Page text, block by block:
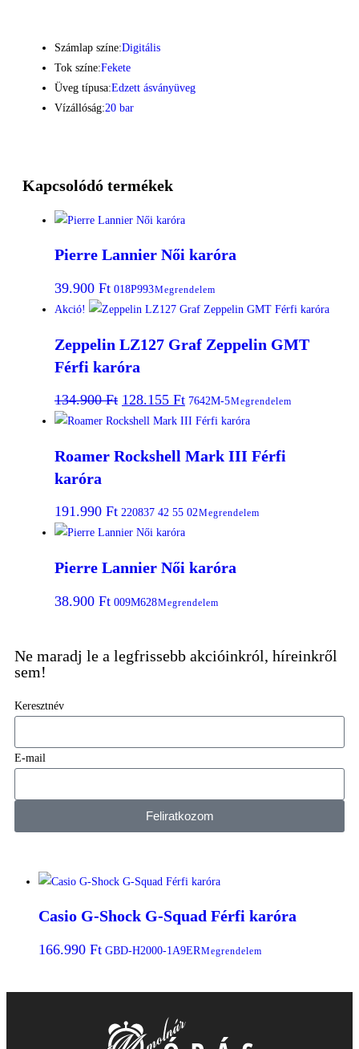
Számlap színe:Digitális
Tok színe:Fekete
Üveg típusa:Edzett ásványüveg
Vízállóság:20 bar
Kapcsolódó termékek
Pierre Lannier Női karóra
39.900 Ft 018P993Megrendelem
Akció!
Zeppelin LZ127 Graf Zeppelin GMT
Férfi karóra
134.900Ft 128.155 Ft 7642M-5Megrendelem
Roamer Rockshell Mark III Férfi
karóra
191.990 Ft 220837 42 55 02Megrendelem
Pierre Lannier Női karóra
38.900 Ft 009M628Megrendelem
Ne maradj le a legfrissebb akcióinkról, híreinkről
sem!
Keresztnév
E-mail
Feliratkozom
Casio G-Shock G-Squad Férfi karóra
166.990 Ft GBD-H2000-1A9ERMegrendelem